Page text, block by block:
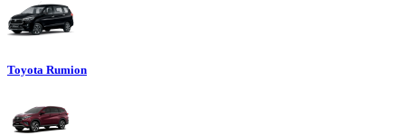
Toyota Rumion